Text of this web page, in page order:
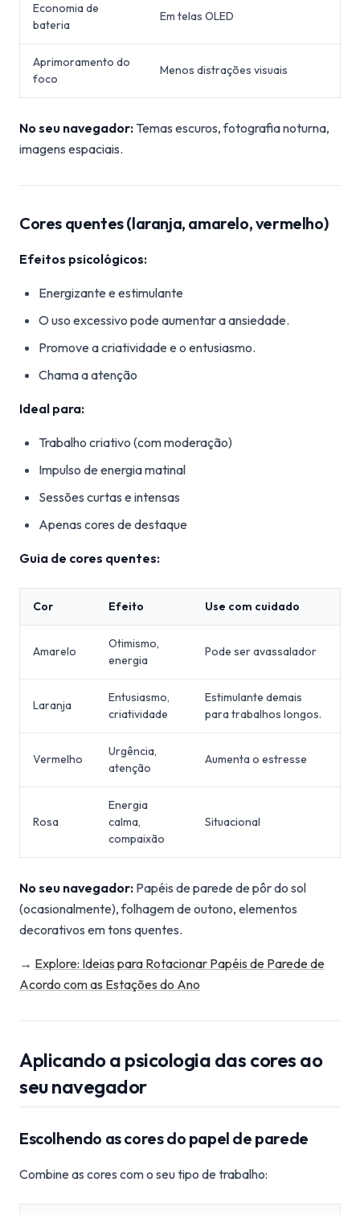
Economia de
bateria
Em telas OLED
Aprimoramento do
foco
Menos distrações visuais
No seu navegador: Temas escuros, fotografia noturna,
imagens espaciais.
Cores quentes (laranja, amarelo, vermelho)
Efeitos psicológicos:
Energizante e estimulante
O uso excessivo pode aumentar a ansiedade.
Promove a criatividade e o entusiasmo.
Chama a atenção
Ideal para:
Trabalho criativo (com moderação)
Impulso de energia matinal
Sessões curtas e intensas
Apenas cores de destaque
Guia de cores quentes:
Cor Efeito Use com cuidado
Amarelo
Otimismo,
energia
Pode ser avassalador
Laranja
Entusiasmo,
criatividade
Estimulante demais
para trabalhos longos.
Vermelho
Urgência,
atenção
Aumenta o estresse
Rosa
Energia
calma,
compaixão
Situacional
No seu navegador: Papéis de parede de pôr do sol
(ocasionalmente), folhagem de outono, elementos
decorativos em tons quentes.
→ Explore: Ideias para Rotacionar Papéis de Parede de
Acordo com as Estações do Ano
Aplicando a psicologia das cores ao
seu navegador
Escolhendo as cores do papel de parede
Combine as cores com o seu tipo de trabalho: